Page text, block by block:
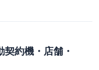
約機・店舗・